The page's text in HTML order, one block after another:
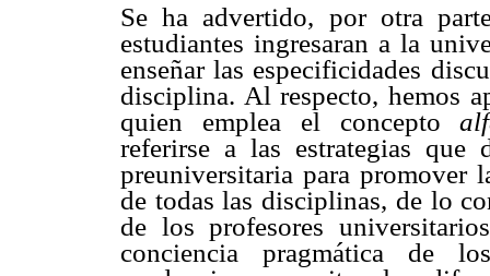
Se ha advertido, por otra
estudiantes ingresaran a la
enseñar las especificidades
disciplina. Al respecto, hemos
quien emplea el concepto
referirse a las estrategias que
preuniversitaria para promover
de todas las disciplinas, de lo
de los profesores
conciencia pragmática de